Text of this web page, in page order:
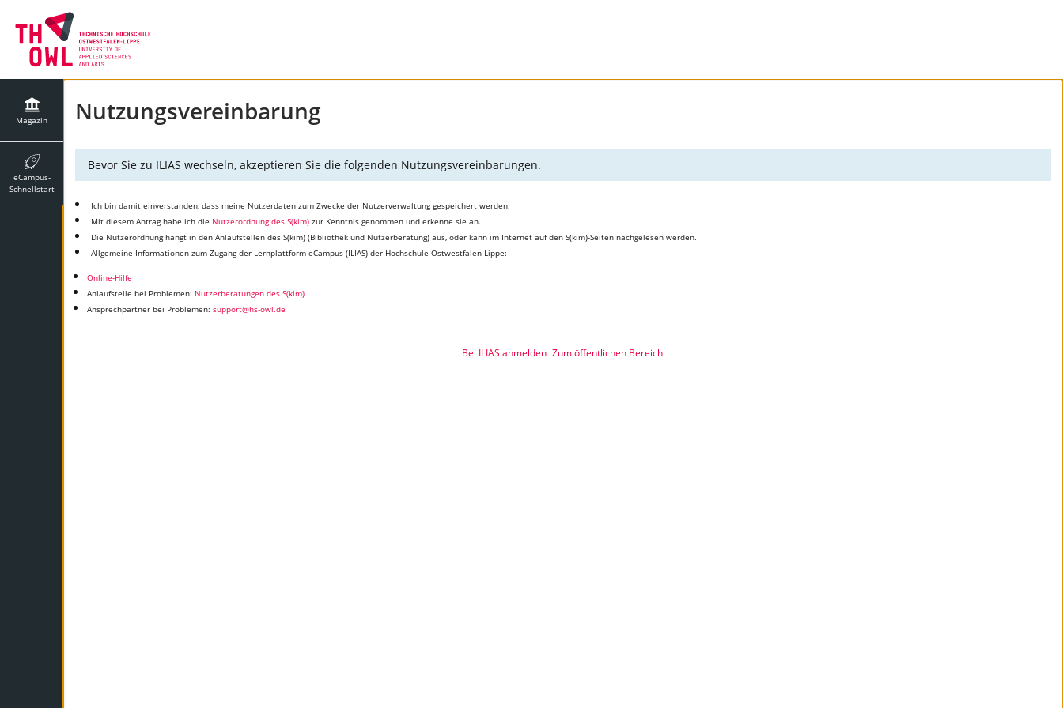
Magazin
eCampus-
Schnellstart
Nutzungsvereinbarung
Bevor Sie zu ILIAS wechseln, akzeptieren Sie die folgenden Nutzungsvereinbarungen.
Ich bin damit einverstanden, dass meine Nutzerdaten zum Zwecke der Nutzerverwaltung gespeichert werden.
Mit diesem Antrag habe ich die Nutzerordnung des S(kim) zur Kenntnis genommen und erkenne sie an.
Die Nutzerordnung hängt in den Anlaufstellen des S(kim) (Bibliothek und Nutzerberatung) aus, oder kann im Internet auf den S(kim)-Seiten nachgelesen werden.
Allgemeine Informationen zum Zugang der Lernplattform eCampus (ILIAS) der Hochschule Ostwestfalen-Lippe:
Online-Hilfe
Anlaufstelle bei Problemen: Nutzerberatungen des S(kim)
Ansprechpartner bei Problemen: support@hs-owl.de
Bei ILIAS anmelden Zum öffentlichen Bereich